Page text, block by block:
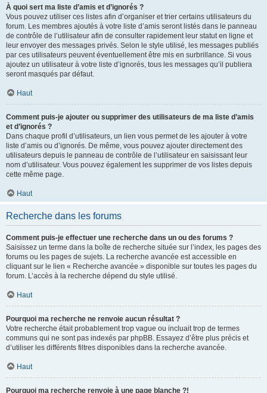
À quoi sert ma liste d’amis et d’ignorés ?
Vous pouvez utiliser ces listes afin d’organiser et trier certains utilisateurs du
forum. Les membres ajoutés à votre liste d’amis seront listés dans le panneau
de contrôle de l’utilisateur afin de consulter rapidement leur statut en ligne et
leur envoyer des messages privés. Selon le style utilisé, les messages publiés
par ces utilisateurs peuvent éventuellement être mis en surbrillance. Si vous
ajoutez un utilisateur à votre liste d’ignorés, tous les messages qu’il publiera
seront masqués par défaut.
Haut
Comment puis-je ajouter ou supprimer des utilisateurs de ma liste d’amis
et d’ignorés ?
Dans chaque profil d’utilisateurs, un lien vous permet de les ajouter à votre
liste d’amis ou d’ignorés. De même, vous pouvez ajouter directement des
utilisateurs depuis le panneau de contrôle de l’utilisateur en saisissant leur
nom d’utilisateur. Vous pouvez également les supprimer de vos listes depuis
cette même page.
Haut
Recherche dans les forums
Comment puis-je effectuer une recherche dans un ou des forums ?
Saisissez un terme dans la boîte de recherche située sur l’index, les pages des
forums ou les pages de sujets. La recherche avancée est accessible en
cliquant sur le lien « Recherche avancée » disponible sur toutes les pages du
forum. L’accès à la recherche dépend du style utilisé.
Haut
Pourquoi ma recherche ne renvoie aucun résultat ?
Votre recherche était probablement trop vague ou incluait trop de termes
communs qui ne sont pas indexés par phpBB. Essayez d’être plus précis et
d’utiliser les différents filtres disponibles dans la recherche avancée.
Haut
Pourquoi ma recherche renvoie à une page blanche ?!